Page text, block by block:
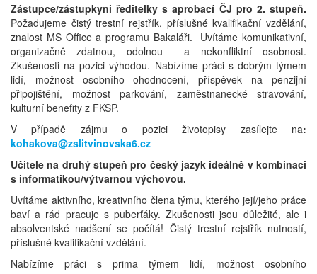
Zástupce/zástupkyni ředitelky s aprobací ČJ pro 2. stupeň.
Požadujeme čistý trestní rejstřík, příslušné kvalifikační vzdělání,
znalost MS Office a programu Bakaláři. Uvítáme komunikativní,
organizačně zdatnou, odolnou a nekonfliktní osobnost.
Zkušenosti na pozici výhodou. Nabízíme práci s dobrým týmem
lidí, možnost osobního ohodnocení, příspěvek na penzijní
připojištění, možnost parkování, zaměstnanecké stravování,
kulturní benefity z FKSP.
V případě zájmu o pozici životopisy zasílejte na:
kohakova@zslitvinovska6.cz
Učitele na druhý stupeň pro český jazyk ideálně v kombinaci
s informatikou/výtvarnou výchovou.
Uvítáme aktivního, kreativního člena týmu, kterého její/jeho práce
baví a rád pracuje s puberťáky. Zkušenosti jsou důležité, ale i
absolventské nadšení se počítá! Čistý trestní rejstřík nutností,
příslušné kvalifikační vzdělání.
Nabízíme práci s prima týmem lidí, možnost osobního